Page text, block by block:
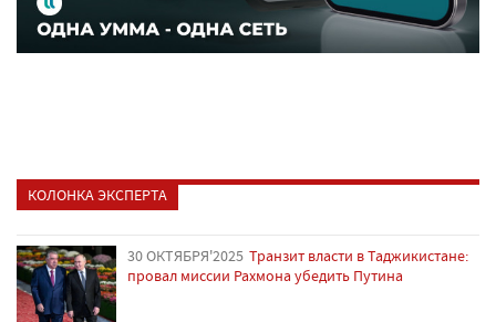
КОЛОНКА ЭКСПЕРТА
30 ОКТЯБРЯ'2025 Транзит власти в Таджикистане:
провал миссии Рахмона убедить Путина